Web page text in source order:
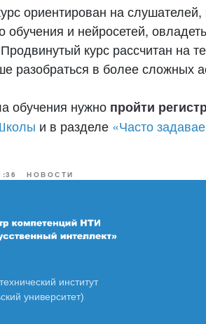
ориентирован на
обучения и нейросетей,
курс рассчитан на
разобраться в более сложных
обучения нужно пройти
и в разделе «Часто
НОВОСТИ
институт
университет)